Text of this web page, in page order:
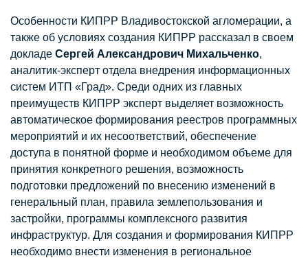
Особенности КИПРР Владивостокской агломерации, а
также об условиях создания КИПРР рассказал в своем
докладе Сергей Александрович Михальченко,
аналитик-эксперт отдела внедрения информационных
систем ИТП «Град». Среди одних из главных
преимуществ КИПРР эксперт выделяет возможность
автоматическое формирования реестров программных
мероприятий и их несоответствий, обеспечение
доступа в понятной форме и необходимом объеме для
принятия конкретного решения, возможность
подготовки предложений по внесению изменений в
генеральный план, правила землепользования и
застройки, программы комплексного развития
инфраструктур. Для создания и формирования КИПРР
необходимо внести изменения в региональное